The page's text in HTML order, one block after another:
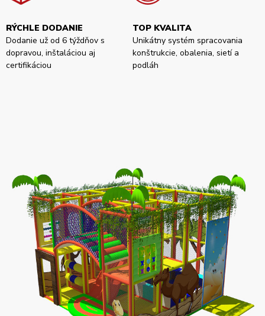
RÝCHLE DODANIE
Dodanie už od 6 týždňov s
dopravou, inštaláciou aj
certifikáciou
TOP KVALITA
Unikátny systém spracovania
konštrukcie, obalenia, sietí a
podláh